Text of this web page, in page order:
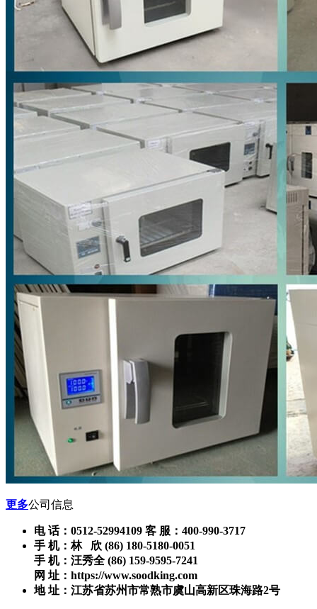
更多公司信息
电 话：0512-52994109 客 服：400-990-3717
手 机：林 欣 (86) 180-5180-0051
手 机：汪秀全 (86) 159-9595-7241
网 址：https://www.soodking.com
地 址：江苏省苏州市常熟市虞山高新区珠海路2号